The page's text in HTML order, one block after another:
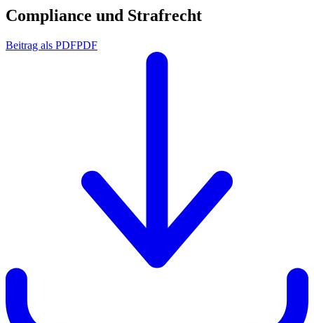
Compliance und Strafrecht
Beitrag als PDFPDF